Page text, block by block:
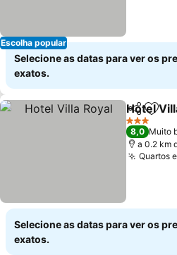
Escolha popular
Selecione as datas para ver os
exatos.
Partilhar
Hotel
3 Estrelas
8,0 Muito
a 0.2 km
Quartos
Selecione as datas para ver os
exatos.